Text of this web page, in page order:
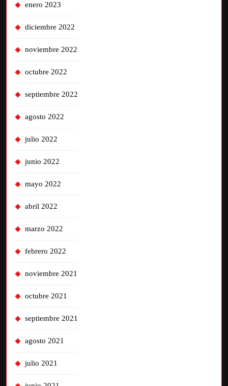
enero 2023
diciembre 2022
noviembre 2022
octubre 2022
septiembre 2022
agosto 2022
julio 2022
junio 2022
mayo 2022
abril 2022
marzo 2022
febrero 2022
noviembre 2021
octubre 2021
septiembre 2021
agosto 2021
julio 2021